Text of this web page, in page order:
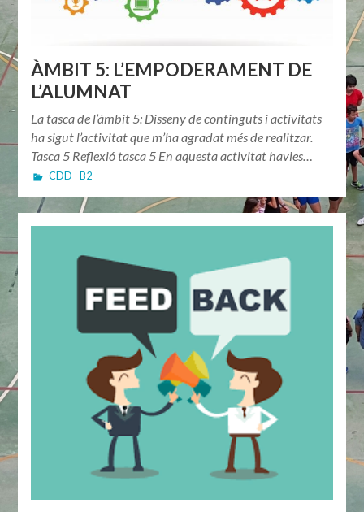
ÀMBIT 5: L’EMPODERAMENT DE
L’ALUMNAT
La tasca de l’àmbit 5: Disseny de continguts i activitats
ha sigut l’activitat que m’ha agradat més de realitzar.
Tasca 5 Reflexió tasca 5 En aquesta activitat havies…
CDD - B2